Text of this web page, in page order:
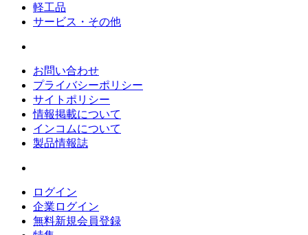
軽工品
サービス・その他
お問い合わせ
プライバシーポリシー
サイトポリシー
情報掲載について
インコムについて
製品情報誌
ログイン
企業ログイン
無料新規会員登録